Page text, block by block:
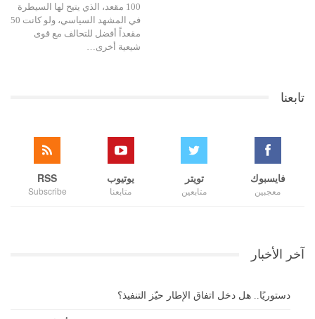
100 مقعد، الذي يتيح لها السيطرة
في المشهد السياسي، ولو كانت 50
مقعداً أفضل للتحالف مع قوى
شيعية أخرى…
تابعنا
فايسبوك
معجبين
تويتر
متابعين
يوتيوب
متابعنا
RSS
Subscribe
آخر الأخبار
دستوريًا.. هل دخل اتفاق الإطار حيّز التنفيذ؟